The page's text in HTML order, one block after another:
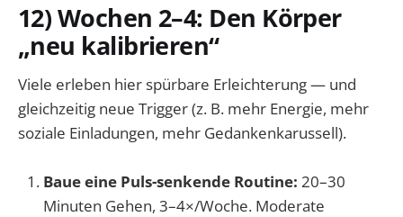
12) Wochen 2–4: Den Körper
„neu kalibrieren“
Viele erleben hier spürbare Erleichterung — und
gleichzeitig neue Trigger (z. B. mehr Energie, mehr
soziale Einladungen, mehr Gedankenkarussell).
Baue eine Puls-senkende Routine: 20–30
Minuten Gehen, 3–4×/Woche. Moderate